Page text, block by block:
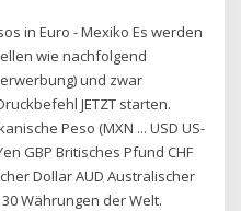
in Euro - Mexiko Es werden
wie nachfolgend
und zwar
JETZT starten.
Peso (MXN ... USD US-
GBP Britisches Pfund CHF
Dollar AUD Australischer
Währungen der Welt.